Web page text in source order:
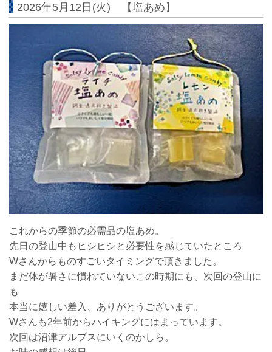
2026年5月12日(火) 【塩あめ】
これからの季節の必需品の塩あめ。
先日の登山中もヒシヒシと必要性を感じていたところ
Wさんからものすごいタイミングで頂きました。
まだ体が暑さに慣れていないこの時期にも、次回の登山に
も
本当に嬉しい差入、ありがとうございます。
Wさんも2年前からハイキングにはまっています。
次回は沼津アルプスにいくのかしら。